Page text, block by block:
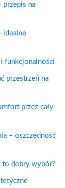
przepis na
idealne
i funkcjonalności
przestrzeń na
przez cały
– oszczędność
to dobry wybór?